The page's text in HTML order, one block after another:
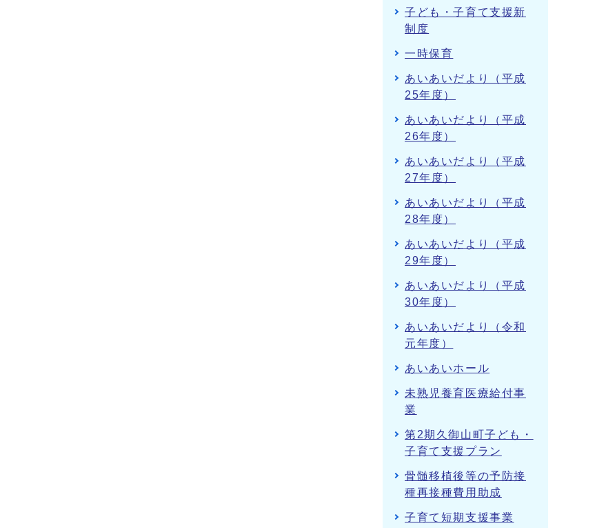
子ども・子育て支援新
制度
一時保育
あいあいだより（平成
25年度）
あいあいだより（平成
26年度）
あいあいだより（平成
27年度）
あいあいだより（平成
28年度）
あいあいだより（平成
29年度）
あいあいだより（平成
30年度）
あいあいだより（令和
元年度）
あいあいホール
未熟児養育医療給付事
業
第2期久御山町子ども・
子育て支援プラン
骨髄移植後等の予防接
種再接種費用助成
子育て短期支援事業